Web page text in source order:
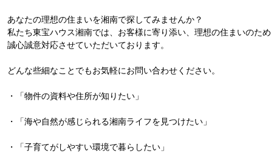
あなたの理想の住まいを湘南で探してみませんか？
私たち東宝ハウス湘南では、お客様に寄り添い、理想の住まいのため
誠心誠意対応させていただいております。
どんな些細なことでもお気軽にお問い合わせください。
・「物件の資料や住所が知りたい」
・「海や自然が感じられる湘南ライフを見つけたい」
・「子育てがしやすい環境で暮らしたい」